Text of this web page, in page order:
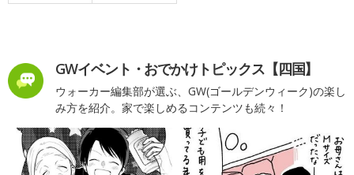
GWイベント・おでかけトピックス【四国】
ウォーカー編集部が選ぶ、GW(ゴールデンウィーク)の楽し
み方を紹介。家で楽しめるコンテンツも続々！